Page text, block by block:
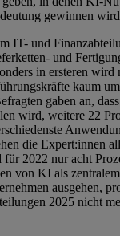
gewinnen
IT- und
und
in ersteren wird
kaum um
gaben an,
wird, weitere 22
die Expert:innen
für 2022 nur acht
von KI als
ausgehen,
2025 nicht